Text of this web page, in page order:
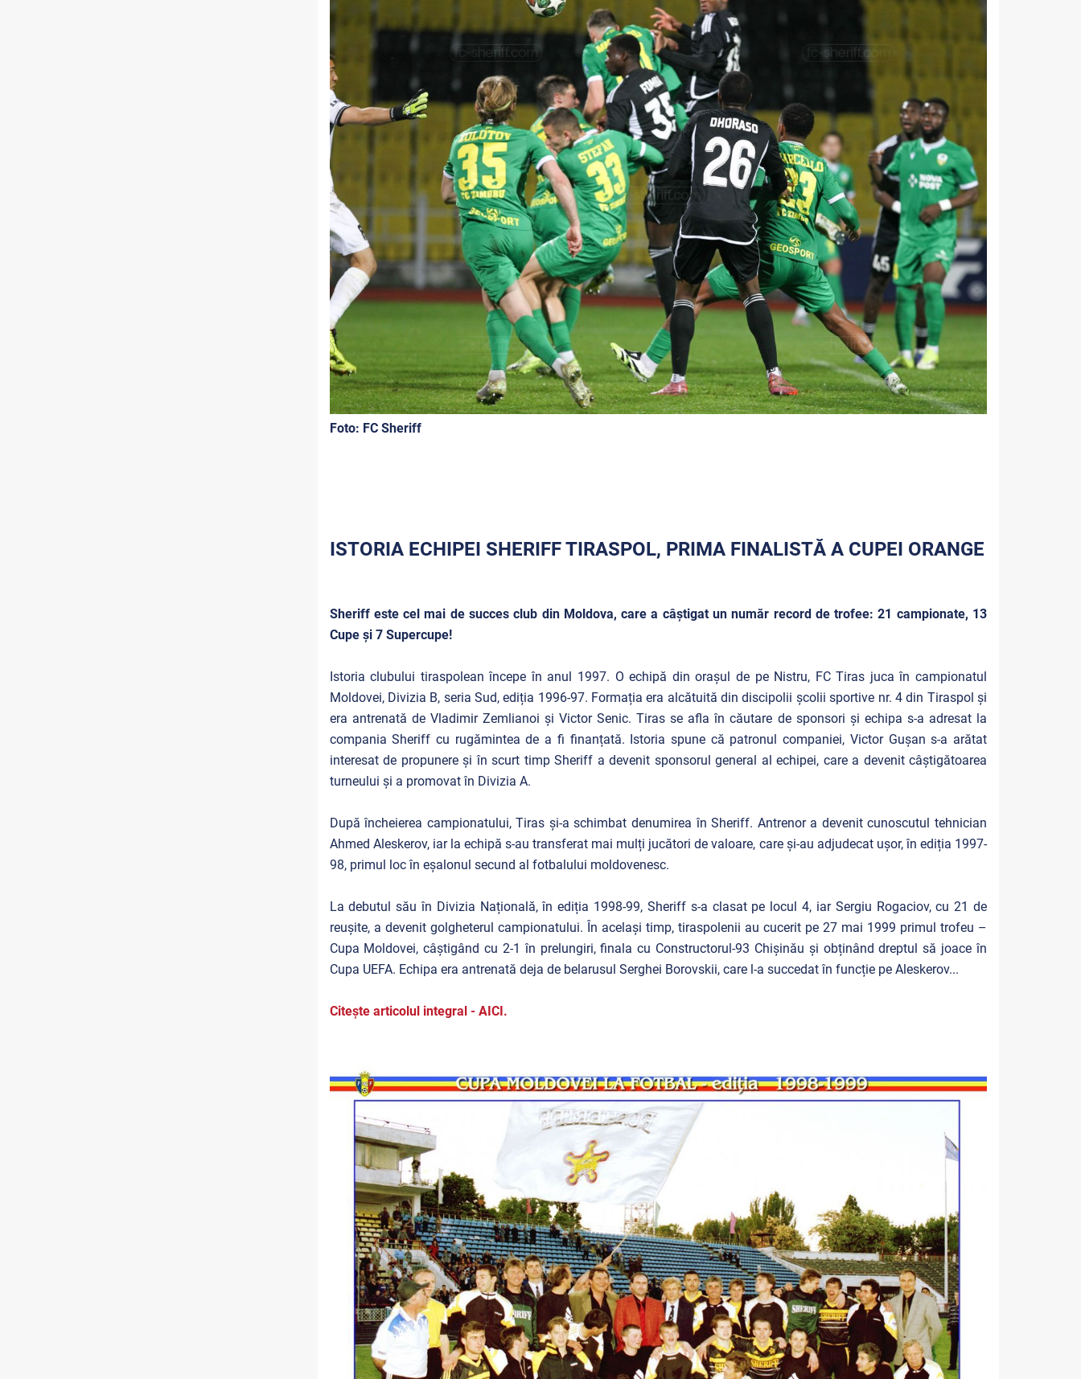
Foto: FC Sheriff
ISTORIA ECHIPEI SHERIFF TIRASPOL, PRIMA FINALISTĂ A CUPEI ORANGE
Sheriff este cel mai de succes club din Moldova, care a câştigat un număr record de trofee: 21 campionate, 13
Cupe și 7 Supercupe!
Istoria clubului tiraspolean începe în anul 1997. O echipă din orașul de pe Nistru, FC Tiras juca în campionatul
Moldovei, Divizia B, seria Sud, ediția 1996-97. Formația era alcătuită din discipolii școlii sportive nr. 4 din Tiraspol și
era antrenată de Vladimir Zemlianoi și Victor Senic. Tiras se afla în căutare de sponsori și echipa s-a adresat la
compania Sheriff cu rugămintea de a fi finanțată. Istoria spune că patronul companiei, Victor Gușan s-a arătat
interesat de propunere și în scurt timp Sheriff a devenit sponsorul general al echipei, care a devenit câștigătoarea
turneului și a promovat în Divizia A.
După încheierea campionatului, Tiras și-a schimbat denumirea în Sheriff. Antrenor a devenit cunoscutul tehnician
Ahmed Aleskerov, iar la echipă s-au transferat mai mulți jucători de valoare, care și-au adjudecat ușor, în ediția 1997-
98, primul loc în eșalonul secund al fotbalului moldovenesc.
La debutul său în Divizia Națională, în ediția 1998-99, Sheriff s-a clasat pe locul 4, iar Sergiu Rogaciov, cu 21 de
reușite, a devenit golgheterul campionatului. În același timp, tiraspolenii au cucerit pe 27 mai 1999 primul trofeu –
Cupa Moldovei, câștigând cu 2-1 în prelungiri, finala cu Constructorul-93 Chișinău și obținând dreptul să joace în
Cupa UEFA. Echipa era antrenată deja de belarusul Serghei Borovskii, care l-a succedat în funcție pe Aleskerov...
Citește articolul integral - AICI.